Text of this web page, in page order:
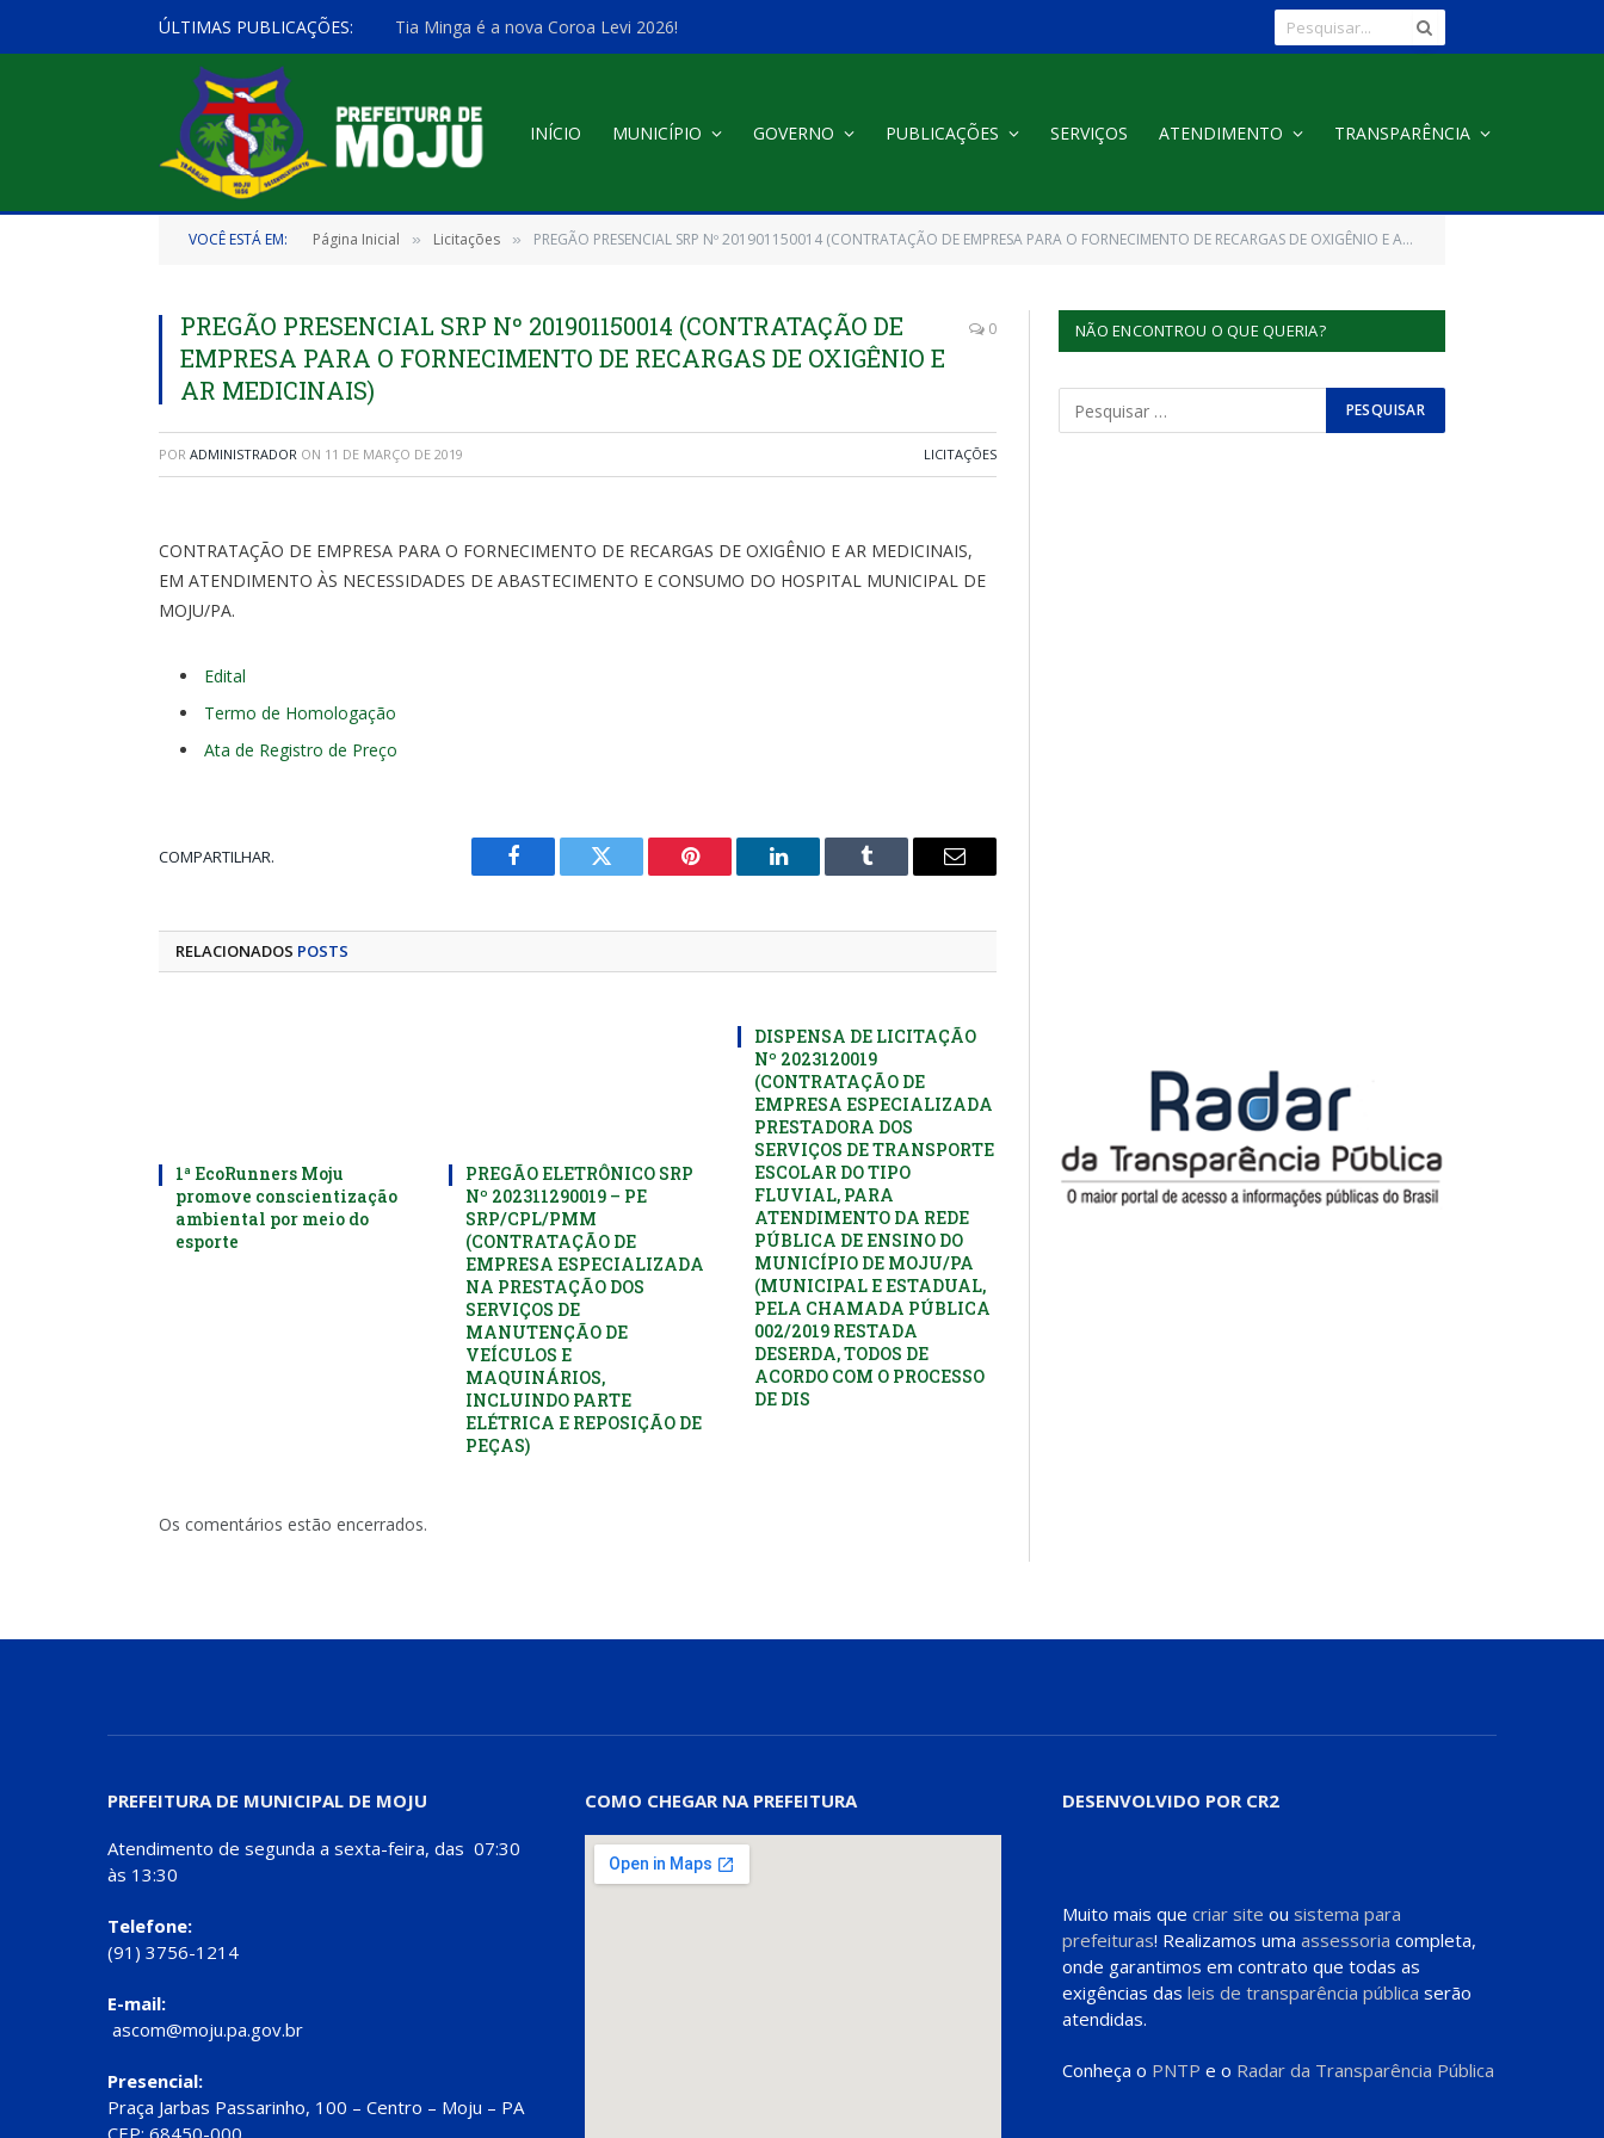
ÚLTIMAS PUBLICAÇÕES: Tia Minga é a nova Coroa Levi 2026!
INÍCIO MUNICÍPIO GOVERNO PUBLICAÇÕES SERVIÇOS ATENDIMENTO TRANSPARÊNCIA
VOCÊ ESTÁ EM: Página Inicial » Licitações » PREGÃO PRESENCIAL SRP Nº 201901150014 (CONTRATAÇÃO DE EMPRESA PARA O FORNECIMENTO DE RECARGAS DE OXIGÊNIO E AR MEDICINAIS)
PREGÃO PRESENCIAL SRP Nº 201901150014 (CONTRATAÇÃO DE
EMPRESA PARA O FORNECIMENTO DE RECARGAS DE OXIGÊNIO E
AR MEDICINAIS)
0
POR ADMINISTRADOR ON 11 DE MARÇO DE 2019 LICITAÇÕES
CONTRATAÇÃO DE EMPRESA PARA O FORNECIMENTO DE RECARGAS DE OXIGÊNIO E AR MEDICINAIS,
EM ATENDIMENTO ÀS NECESSIDADES DE ABASTECIMENTO E CONSUMO DO HOSPITAL MUNICIPAL DE
MOJU/PA.
Edital
Termo de Homologação
Ata de Registro de Preço
COMPARTILHAR.
Facebook Twitter Pinterest LinkedIn Tumblr
E-
RELACIONADOS POSTS
1ª EcoRunners Moju
promove conscientização
ambiental por meio do
esporte
PREGÃO ELETRÔNICO SRP
Nº 202311290019 – PE
SRP/CPL/PMM
(CONTRATAÇÃO DE
EMPRESA ESPECIALIZADA
NA PRESTAÇÃO DOS
SERVIÇOS DE
MANUTENÇÃO DE
VEÍCULOS E
MAQUINÁRIOS,
INCLUINDO PARTE
ELÉTRICA E REPOSIÇÃO DE
PEÇAS)
DISPENSA DE LICITAÇÃO
Nº 2023120019
(CONTRATAÇÃO DE
EMPRESA ESPECIALIZADA
PRESTADORA DOS
SERVIÇOS DE TRANSPORTE
ESCOLAR DO TIPO
FLUVIAL, PARA
ATENDIMENTO DA REDE
PÚBLICA DE ENSINO DO
MUNICÍPIO DE MOJU/PA
(MUNICIPAL E ESTADUAL,
PELA CHAMADA PÚBLICA
002/2019 RESTADA
DESERDA, TODOS DE
ACORDO COM O PROCESSO
DE DIS
Os comentários estão encerrados.
NÃO ENCONTROU O QUE QUERIA?
PREFEITURA DE MUNICIPAL DE MOJU
Atendimento de segunda a sexta-feira, das 07:30
às 13:30
Telefone:
(91) 3756-1214
E-mail:
ascom@moju.pa.gov.br
Presencial:
Praça Jarbas Passarinho, 100 – Centro – Moju – PA
COMO CHEGAR NA PREFEITURA DESENVOLVIDO POR CR2
Muito mais que criar site ou sistema para
prefeituras! Realizamos uma assessoria completa,
onde garantimos em contrato que todas as
exigências das leis de transparência pública serão
atendidas.
Conheça o PNTP e o Radar da Transparência Pública